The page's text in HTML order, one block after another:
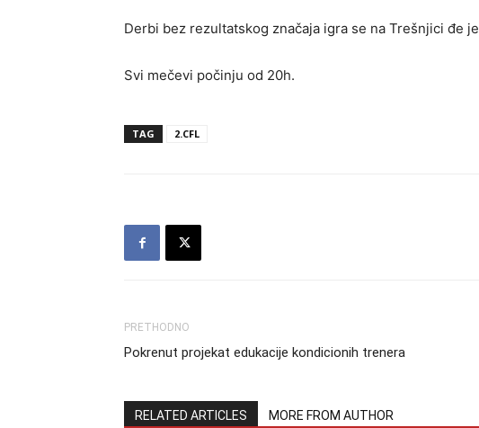
Derbi bez rezultatskog značaja igra se na Trešnjici đe je
Svi mečevi počinju od 20h.
TAG 2.CFL
PRETHODNO
Pokrenut projekat edukacije kondicionih trenera
RELATED ARTICLES MORE FROM AUTHOR